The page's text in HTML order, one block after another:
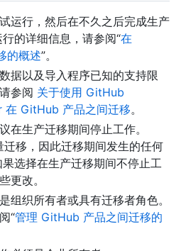
运行，然后在不久之后完成生产
的详细信息，请参阅“在
的概述”。
据以及导入程序已知的支持限
参阅 关于使用 GitHub
GitHub 产品之间迁移。
在生产迁移期间停止工作。
移，因此迁移期间发生的任何
选择在生产迁移期间不停止工
更改。
组织所有者或具有迁移者角色。
“管理 GitHub 产品之间迁移的